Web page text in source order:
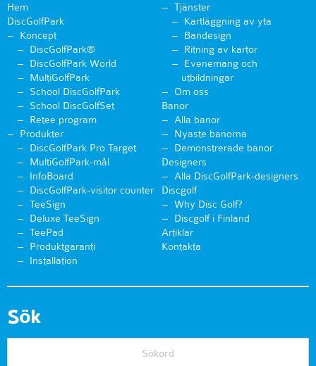
Hem
DiscGolfPark
Koncept
DiscGolfPark®
DiscGolfPark World
MultiGolfPark
School DiscGolfPark
School DiscGolfSet
Retee program
Produkter
DiscGolfPark Pro Target
MultiGolfPark-mål
InfoBoard
DiscGolfPark-visitor counter
TeeSign
Deluxe TeeSign
TeePad
Produktgaranti
Installation
Tjänster
Kartläggning av yta
Bandesign
Ritning av kartor
Evenemang och
utbildningar
Om oss
Banor
Alla banor
Nyaste banorna
Demonstrerade banor
Designers
Alla DiscGolfPark-designers
Discgolf
Why Disc Golf?
Discgolf i Finland
Artiklar
Kontakta
Sök